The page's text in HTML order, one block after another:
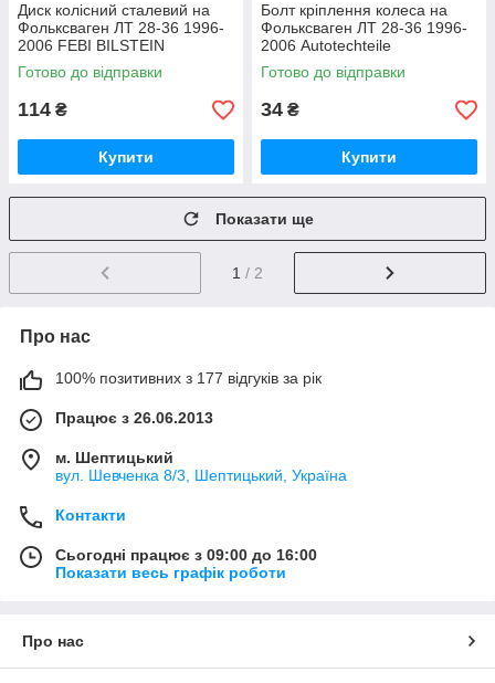
Диск колісний сталевий на
Фольксваген ЛТ 28-36 1996-
2006 FEBI BILSTEIN
(Німеччина) 08237
Готово до відправки
114 ₴
Купити
Болт кріплення колеса на
Фольксваген ЛТ 28-36 1996-
2006 Autotechteile
(Німеччина) A4002
Готово до відправки
34 ₴
Купити
Показати ще
1 / 2
Про нас
100% позитивних з 177 відгуків за рік
Працює з 26.06.2013
м. Шептицький
вул. Шевченка 8/3, Шептицький, Україна
Контакти
Сьогодні працює з 09:00 до 16:00
Показати весь графік роботи
Про нас